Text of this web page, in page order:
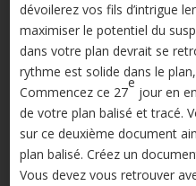
dévoilerez vos fils d’intrigue
maximiser le potentiel du
dans votre plan devrait se
rythme est solide dans le
Commencez ce 27
e
jour en
de votre plan balisé et tracé.
sur ce deuxième document
plan balisé. Créez un
Vous devez vous retrouver